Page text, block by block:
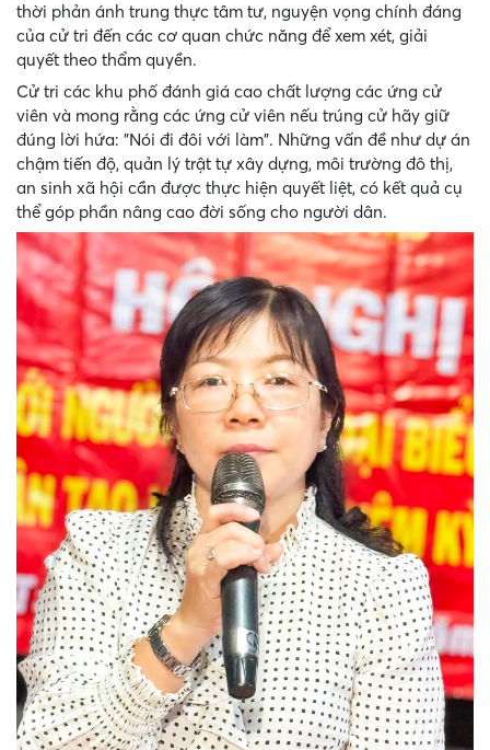
thời phản ánh trung thực tâm tư, nguyện vọng chính đáng
của cử tri đến các cơ quan chức năng để xem xét, giải
quyết theo thẩm quyền.
Cử tri các khu phố đánh giá cao chất lượng các ứng cử
viên và mong rằng các ứng cử viên nếu trúng cử hãy giữ
đúng lời hứa: "Nói đi đôi với làm". Những vấn đề như dự án
chậm tiến độ, quản lý trật tự xây dựng, môi trường đô thị,
an sinh xã hội cần được thực hiện quyết liệt, có kết quả cụ
thể góp phần nâng cao đời sống cho người dân.